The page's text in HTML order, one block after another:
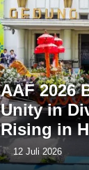
AAF 2026
Unity in
Rising in
12 Juli 2026